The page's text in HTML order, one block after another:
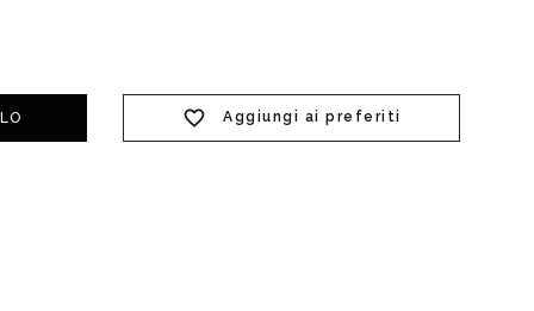
Diffusori con bastoncinoAggiungi ai preferiti